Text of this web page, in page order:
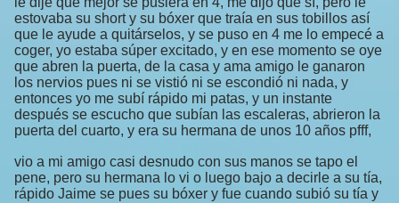
estovaba su short y su bóxer que traía en sus tobillos así
que le ayude a quitárselos, y se puso en 4 me lo empecé a
coger, yo estaba súper excitado, y en ese momento se oye
que abren la puerta, de la casa y ama amigo le ganaron
los nervios pues ni se vistió ni se escondió ni nada, y
entonces yo me subí rápido mi patas, y un instante
después se escucho que subían las escaleras, abrieron la
puerta del cuarto, y era su hermana de unos 10 años pfff,
vio a mi amigo casi desnudo con sus manos se tapo el
pene, pero su hermana lo vi o luego bajo a decirle a su tía,
rápido Jaime se pues su bóxer y fue cuando subió su tía y